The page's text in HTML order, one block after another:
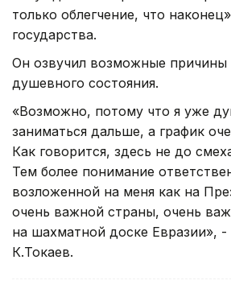
только облегчение, что
государства.
Он озвучил возможные причины
душевного состояния.
«Возможно, потому что я уже
заниматься дальше, а график
Как говорится, здесь не до
Тем более понимание
возложенной на меня как на
очень важной страны, очень
на шахматной доске Евразии», -
К.Токаев.